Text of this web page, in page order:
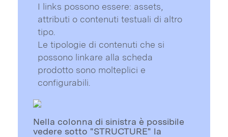
I links possono essere: assets,
attributi o contenuti testuali di altro
tipo.
Le tipologie di contenuti che si
possono linkare alla scheda
prodotto sono molteplici e
configurabili.
Nella colonna di sinistra è possibile
vedere sotto "STRUCTURE" la